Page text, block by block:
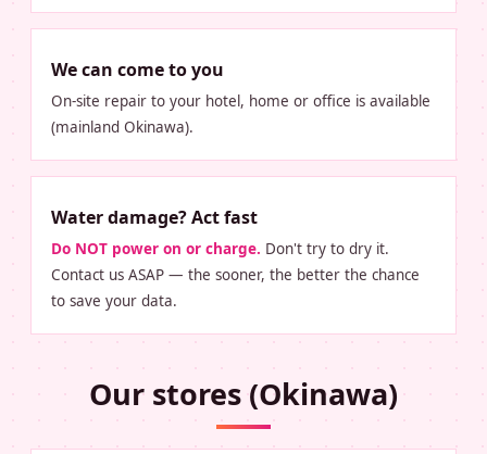
We can come to you
On-site repair to your hotel, home or office is available
(mainland Okinawa).
Water damage? Act fast
Do NOT power on or charge. Don't try to dry it.
Contact us ASAP — the sooner, the better the chance
to save your data.
Our stores (Okinawa)